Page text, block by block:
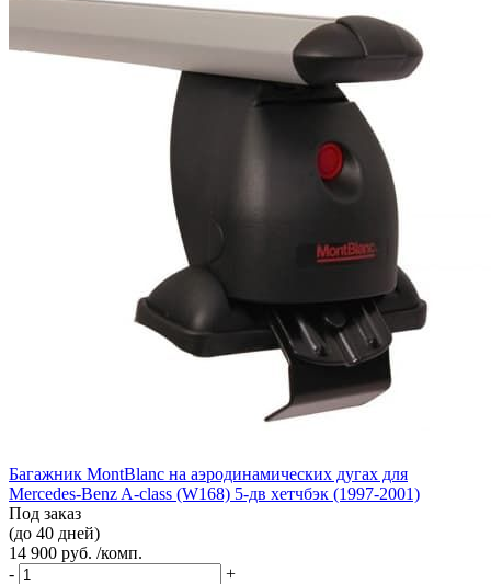
Багажник MontBlanc на аэродинамических дугах для
Mercedes-Benz A-class (W168) 5-дв хетчбэк (1997-2001)
Под заказ
(до 40 дней)
14 900 руб. /комп.
-
+